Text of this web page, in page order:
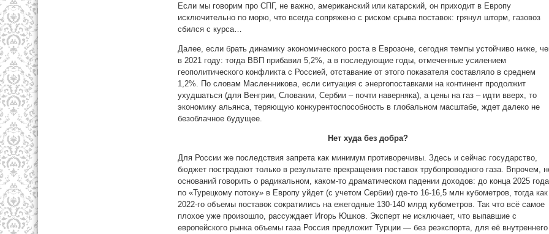
Если мы говорим про СПГ, не важно, американский или катарский, он приходит в Европу
исключительно по морю, что всегда сопряжено с риском срыва поставок: грянул шторм, газовоз
сбился с курса…
Далее, если брать динамику экономического роста в Еврозоне, сегодня темпы устойчиво ниже,
в 2021 году: тогда ВВП прибавил 5,2%, а в последующие годы, отмеченные усилением
геополитического конфликта с Россией, отставание от этого показателя составляло в среднем
1,2%. По словам Масленникова, если ситуация с энергопоставками на континент продолжит
ухудшаться (для Венгрии, Словакии, Сербии – почти наверняка), а цены на газ – идти вверх, то
экономику альянса, теряющую конкурентоспособность в глобальном масштабе, ждет далеко не
безоблачное будущее.
Нет худа без добра?
Для России же последствия запрета как минимум противоречивы. Здесь и сейчас государство,
бюджет пострадают только в результате прекращения поставок трубопроводного газа. Впрочем,
оснований говорить о радикальном, каком-то драматическом падении доходов: до конца 2025 года
по «Турецкому потоку» в Европу уйдет (с учетом Сербии) где-то 16-16,5 млн кубометров, тогда
2022-го объемы поставок сократились на ежегодные 130-140 млрд кубометров. Так что всё самое
плохое уже произошло, рассуждает Игорь Юшков. Эксперт не исключает, что выпавшие с
европейского рынка объемы газа Россия предложит Турции — без реэкспорта, для её внутреннего